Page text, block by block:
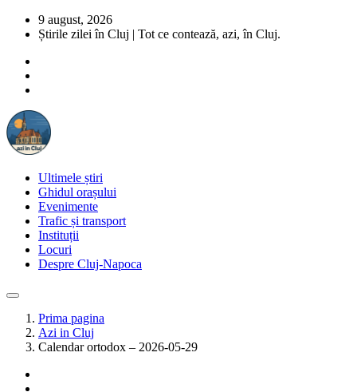
9 august, 2026
Știrile zilei în Cluj | Tot ce contează, azi, în Cluj.
Ultimele știri
Ghidul orașului
Evenimente
Trafic și transport
Instituții
Locuri
Despre Cluj-Napoca
Prima pagina
Azi in Cluj
Calendar ortodox – 2026-05-29